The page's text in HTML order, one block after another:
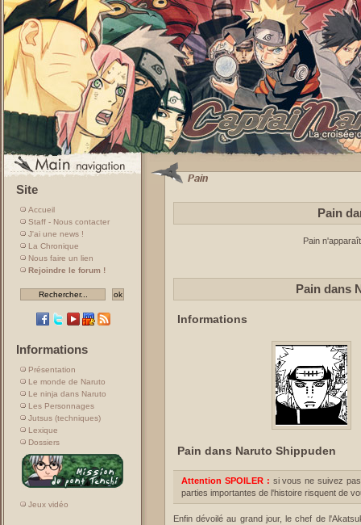
Site
Accueil
Staff - Nous contacter
J'ai une news !
La Chronique
Nous faire un lien
Rejoindre le forum !
Informations
Présentation
Le monde de Naruto
Le ninja dans Naruto
Les Personnages
Jutsus (techniques)
Lexique
Dossiers
Jeux vidéo
Pain
Pain
Pain dans
Informations
Pain dans Naruto Shippuden
Attention SPOILER : si vous ne suivez
parties importantes de l'histoire risquent de
Enfin dévoilé au grand jour, le chef de